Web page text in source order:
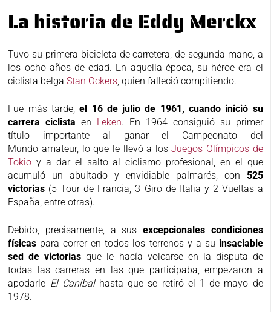
La historia de Eddy Merckx
Tuvo su primera bicicleta de carretera, de segunda mano, a
los ocho años de edad. En aquella época, su héroe era el
ciclista belgaStan Ockers, quien falleció compitiendo.
Fue más tarde,el 16 de julio de 1961, cuando inició su
carrera ciclista en Leken. En 1964 consiguió su primer
título importante al ganar el Campeonato del
Mundo amateur, lo que le llevó a losJuegos Olímpicos de
Tokio y a dar el salto al ciclismo profesional, en el que
acumuló un abultado y envidiable palmarés, con 525
victorias (5 Tour de Francia, 3 Giro de Italia y 2 Vueltas a
España, entre otras).
Debido, precisamente, a sus excepcionales condiciones
físicas para correr en todos los terrenos y a su insaciable
sed de victorias que le hacía volcarse en la disputa de
todas las carreras en las que participaba, empezaron a
apodarle El Caníbalhasta que se retiró el 1 de mayo de
1978.